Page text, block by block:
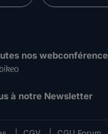
nos
à notre Newsletter